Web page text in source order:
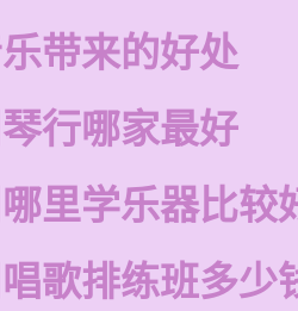
带来的好处
行哪家最好
里学乐器比较
歌排练班多少